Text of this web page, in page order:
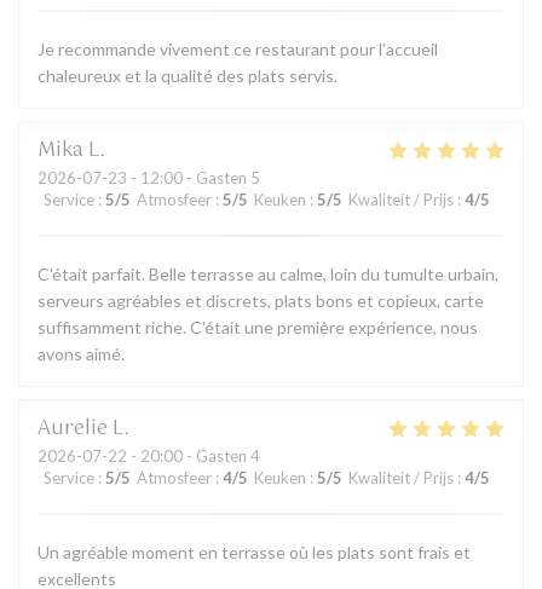
Je recommande vivement ce restaurant pour l'accueil
chaleureux et la qualité des plats servis.
Mika L
2026-07-23 - 12:00 - Gasten 5
Service : 5/5 Atmosfeer : 5/5 Keuken : 5/5 Kwaliteit / Prijs : 4/5
C'était parfait. Belle terrasse au calme, loin du tumulte urbain,
serveurs agréables et discrets, plats bons et copieux, carte
suffisamment riche. C'était une première expérience, nous
avons aimé.
Aurelie L
2026-07-22 - 20:00 - Gasten 4
Service : 5/5 Atmosfeer : 4/5 Keuken : 5/5 Kwaliteit / Prijs : 4/5
Un agréable moment en terrasse où les plats sont frais et
excellents